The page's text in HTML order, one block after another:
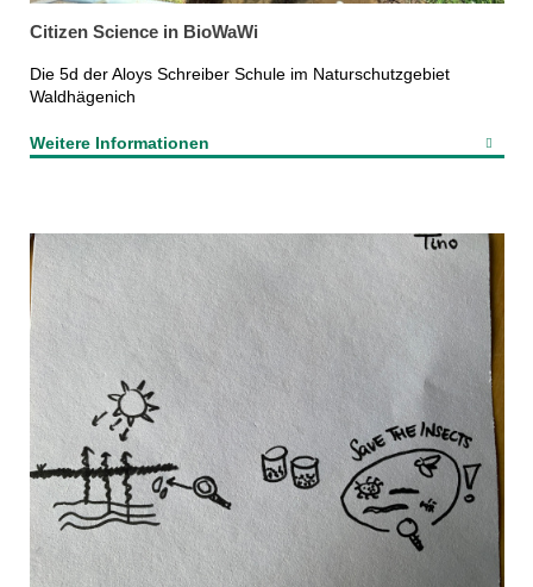
Citizen Science in BioWaWi
Die 5d der Aloys Schreiber Schule im Naturschutzgebiet
Waldhägenich
Weitere Informationen